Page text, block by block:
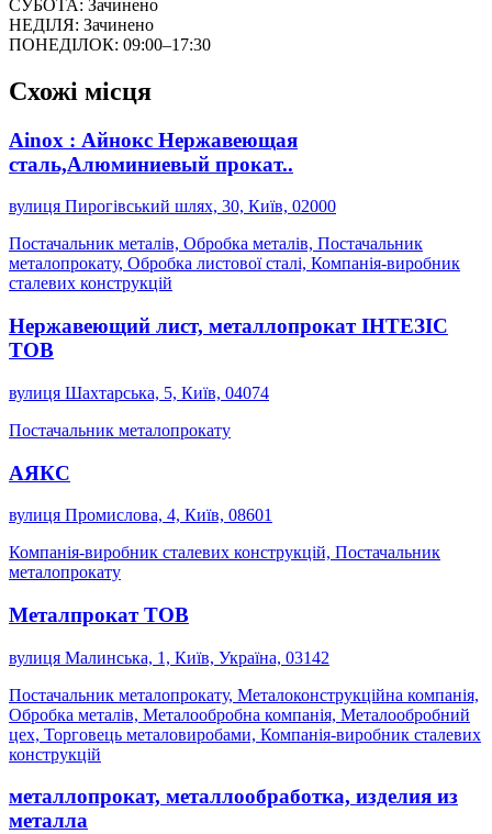
СУБОТА: Зачинено
НЕДІЛЯ: Зачинено
ПОНЕДІЛОК: 09:00–17:30
Схожі місця
Ainox : Айнокс Нержавеющая
сталь,Алюминиевый прокат..
вулиця Пирогівський шлях, 30, Київ, 02000
Постачальник металів, Обробка металів, Постачальник
металопрокату, Обробка листової сталі, Компанія-виробник
сталевих конструкцій
Нержавеющий лист, металлопрокат ІНТЕЗІС
ТОВ
вулиця Шахтарська, 5, Київ, 04074
Постачальник металопрокату
АЯКС
вулиця Промислова, 4, Київ, 08601
Компанія-виробник сталевих конструкцій, Постачальник
металопрокату
Металпрокат ТОВ
вулиця Малинська, 1, Київ, Україна, 03142
Постачальник металопрокату, Металоконструкційна компанія,
Обробка металів, Металообробна компанія, Металообробний
цех, Торговець металовиробами, Компанія-виробник сталевих
конструкцій
металлопрокат, металлообработка, изделия из
металла